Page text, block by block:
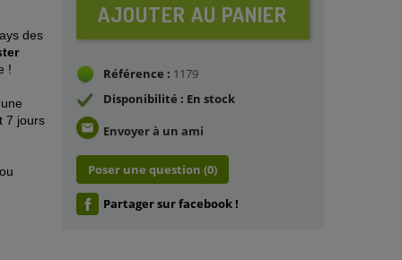
des
!
7 jours
AJOUTER AU PANIER
Référence : 1179
Disponibilité : En stock
email Envoyer à un ami
Poser une question (0)
Partager sur facebook !